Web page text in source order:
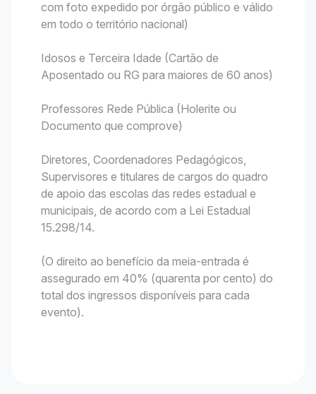
com foto expedido por órgão público e válido
em todo o território nacional)
Idosos e Terceira Idade (Cartão de
Aposentado ou RG para maiores de 60 anos)
Professores Rede Pública (Holerite ou
Documento que comprove)
Diretores, Coordenadores Pedagógicos,
Supervisores e titulares de cargos do quadro
de apoio das escolas das redes estadual e
municipais, de acordo com a Lei Estadual
15.298/14.
(O direito ao benefício da meia-entrada é
assegurado em 40% (quarenta por cento) do
total dos ingressos disponíveis para cada
evento).